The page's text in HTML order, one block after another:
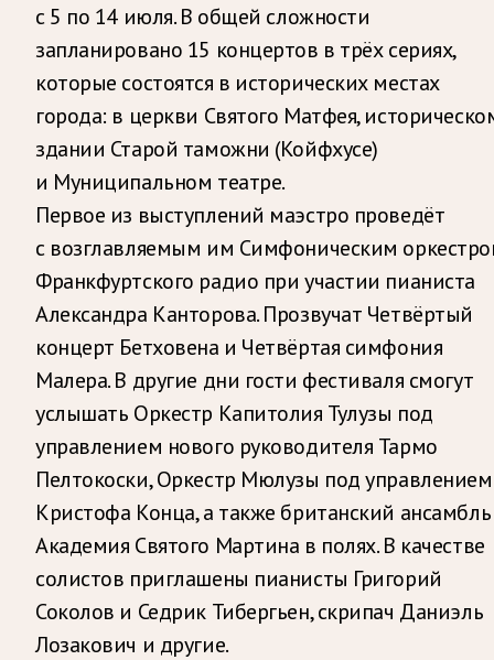
с 5 по 14 июля. В общей сложности
запланировано 15 концертов в трёх сериях,
которые состоятся в исторических местах
города: в церкви Святого Матфея,
здании Старой таможни (Койфхусе)
и Муниципальном театре.
Первое из выступлений маэстро проведёт
с возглавляемым им Симфоническим
Франкфуртского радио при участии пианиста
Александра Канторова. Прозвучат Четвёртый
концерт Бетховена и Четвёртая симфония
Малера. В другие дни гости фестиваля смогут
услышать Оркестр Капитолия Тулузы под
управлением нового руководителя Тармо
Пелтокоски, Оркестр Мюлузы под управлением
Кристофа Конца, а также британский ансамбль
Академия Святого Мартина в полях. В качестве
солистов приглашены пианисты Григорий
Соколов и Седрик Тибергьен, скрипач Даниэль
Лозакович и другие.